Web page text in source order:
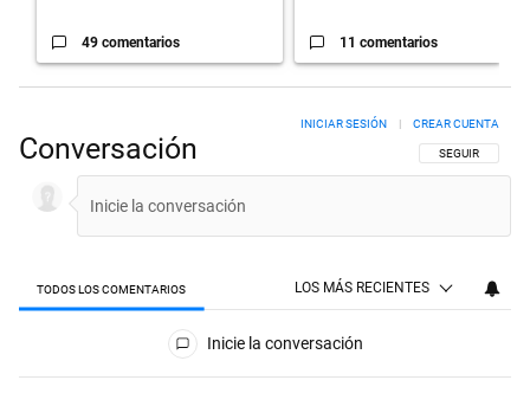
49 comentarios 11 comentarios
Conversación SIGA ESTA
SEGUIR
INICIAR SESIÓN CREAR CUENTA
TODOS LOS COMENTARIOS LOS MÁS RECIENTES
Todos los comentarios
Inicie la conversación